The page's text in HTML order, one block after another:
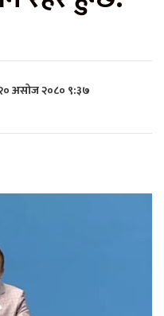
असोज २०८० ९:३७